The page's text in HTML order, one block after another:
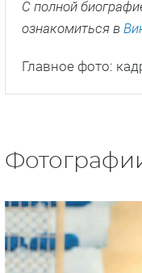
С полной
ознакомиться в
Главное фото: